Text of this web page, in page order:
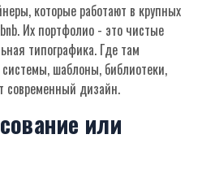
которые работают в крупных
Их портфолио - это чистые
типографика. Где там
шаблоны, библиотеки,
современный дизайн.
или